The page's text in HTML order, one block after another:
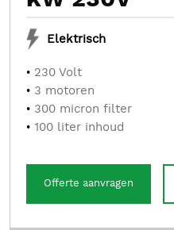
Elektrisch
230 Volt
3 motoren
300 micron filter
100 liter inhoud
Offerte aanvragen